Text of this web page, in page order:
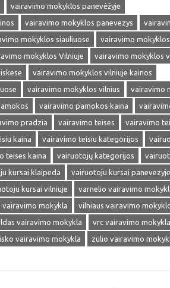
vairavimo mokyklos panevėžyje
vairavimo mokyklos panevezys
mokyklos siauliuose
vairavimo
mokyklos Vilniuje
vairavimo mokyklos
vairavimo mokyklos vilniuje kainos
vairavimo mokyklos vilnius
vairavimo
vairavimo pamokos kaina
pradzia vairavimo teises
vairavimo
kaina vairavimo teisiu kategorijos
teises kaina vairuotojų kategorijos
kursai klaipeda
vairuotoju kursai panevezyje
kursai vilniuje
varnelio vairavimo
vairavimo mokykla vilniaus vairavimo
vairavimo mokykla
vrc vairavimo mokykla
vairavimo mokykla zulio vairavimo